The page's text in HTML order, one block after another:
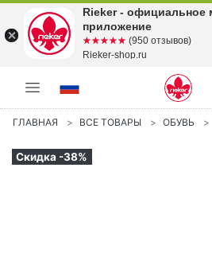
ГЛАВНАЯ ВСЕ ТОВАРЫ ОБУВЬ
Скидка -38%
Rieker - официальное
приложение
☆☆☆☆☆
★★★★★ (950 отзывов)
Rieker-shop.ru